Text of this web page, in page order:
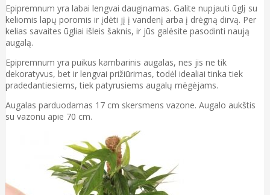
Epipremnum yra labai lengvai dauginamas. Galite nupjauti ūglį su
keliomis lapų poromis ir įdėti jį į vandenį arba į drėgną dirvą. Per
kelias savaites ūgliai išleis šaknis, ir jūs galėsite pasodinti naują
augalą.
Epipremnum yra puikus kambarinis augalas, nes jis ne tik
dekoratyvus, bet ir lengvai prižiūrimas, todėl idealiai tinka tiek
pradedantiesiems, tiek patyrusiems augalų mėgėjams.
Augalas parduodamas 17 cm skersmens vazone. Augalo aukštis
su vazonu apie 70 cm.